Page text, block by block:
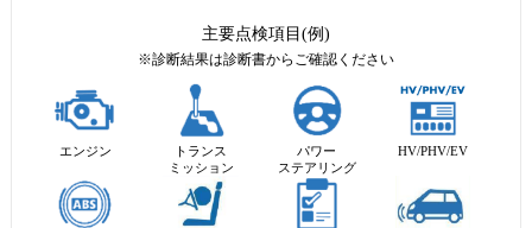
主要点検項目(例)
※診断結果は診断書からご確認ください
エンジン
トランス
ミッション
パワー
ステアリング
HV/PHV/EV